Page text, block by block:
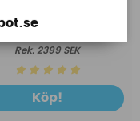
1699 SEK
2399 SEK
Köp!